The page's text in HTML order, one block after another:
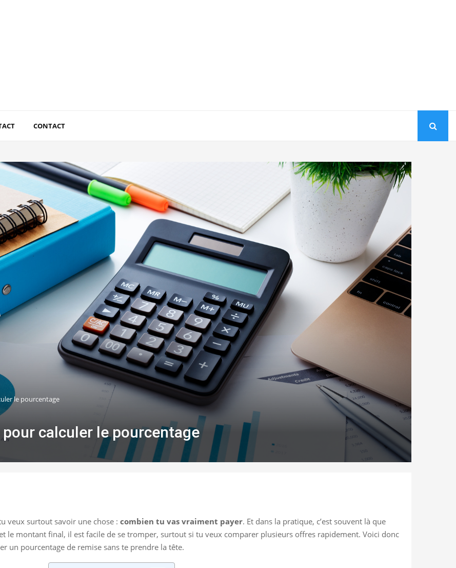
CONTACT
le pourcentage
calculer le pourcentage
veux surtout savoir une chose : combien tu vas vraiment payer. Et dans la pratique, c’est souvent là que
le montant final, il est facile de se tromper, surtout si tu veux comparer plusieurs offres rapidement. Voici donc
un pourcentage de remise sans te prendre la tête.